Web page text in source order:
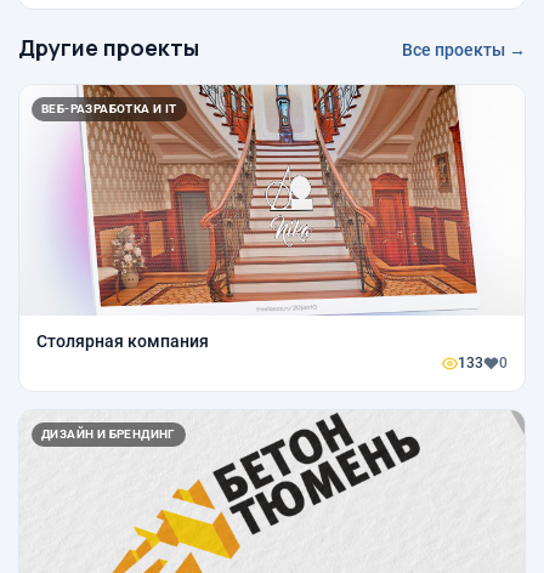
Другие проекты Все проекты →
ВЕБ-РАЗРАБОТКА И IT
Столярная компания
133 0
ДИЗАЙН И БРЕНДИНГ